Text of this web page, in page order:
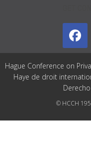
Hague Conference on
Haye de droit
© HCCH